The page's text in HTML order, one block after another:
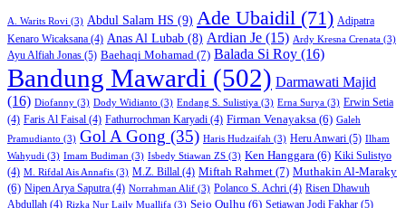
A. Warits Rovi (3) Abdul Salam HS (9) Ade Ubaidil (71) Adipatra
Kenaro Wicaksana (4) Anas Al Lubab (8) Ardian Je (15) Ardy Kresna Crenata (3)
Ayu Alfiah Jonas (5) Baehaqi Mohamad (7) Balada Si Roy (16)
Bandung Mawardi (502) Darmawati Majid
(16) Diofanny (3) Dody Widianto (3) Endang S. Sulistiya (3) Erna Surya (3) Erwin Setia
(4) Faris Al Faisal (4) Fathurrochman Karyadi (4) Firman Venayaksa (6) Galeh
Pramudianto (3) Gol A Gong (35) Haris Hudzaifah (3) Heru Anwari (5) Ilham
Wahyudi (3) Imam Budiman (3) Isbedy Stiawan ZS (3) Ken Hanggara (6) Kiki Sulistyo
(4) M. Rifdal Ais Annafis (3) M.Z. Billal (4) Miftah Rahmet (7) Muthakin Al-Maraky
(6) Nipen Arya Saputra (4) Norrahman Alif (3) Polanco S. Achri (4) Risen Dhawuh
Abdullah (4) Rizka Nur Laily Muallifa (3) Sejo Qulhu (6) Setiawan Jodi Fakhar (5)